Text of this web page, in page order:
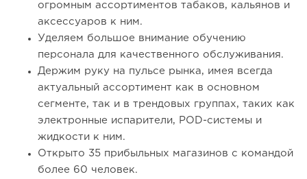
огромным ассортиментов табаков, кальянов и
аксессуаров к ним.
Уделяем большое внимание обучению
персонала для качественного обслуживания.
Держим руку на пульсе рынка, имея всегда
актуальный ассортимент как в основном
сегменте, так и в трендовых группах, таких как
электронные испарители, POD-системы и
жидкости к ним.
Открыто 35 прибыльных магазинов с командой
более 60 человек.